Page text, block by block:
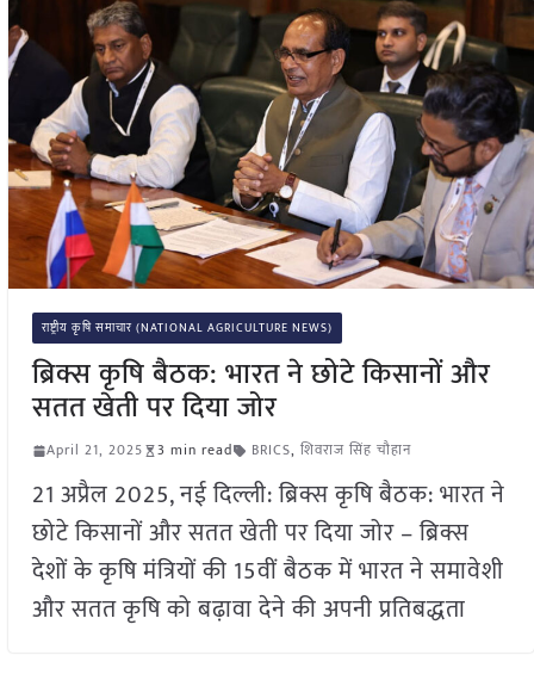
राष्ट्रीय कृषि समाचार (NATIONAL AGRICULTURE NEWS)
ब्रिक्स कृषि बैठक: भारत ने छोटे किसानों और
सतत खेती पर दिया जोर
April 21, 2025 3 min read BRICS, शिवराज सिंह चौहान
21 अप्रैल 2025, नई दिल्ली: ब्रिक्स कृषि बैठक: भारत ने
छोटे किसानों और सतत खेती पर दिया जोर – ब्रिक्स
देशों के कृषि मंत्रियों की 15वीं बैठक में भारत ने समावेशी
और सतत कृषि को बढ़ावा देने की अपनी प्रतिबद्धता